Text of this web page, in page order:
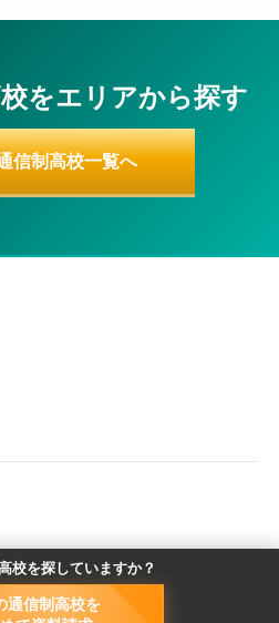
をエリアから探す
信制高校一覧へ
校を探していますか？
通信制高校を